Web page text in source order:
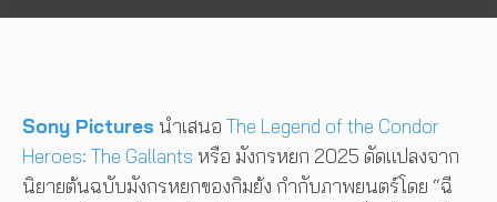
Sony Pictures นำเสนอ The Legend of the Condor
Heroes: The Gallants หรือ มังกรหยก 2025 ดัดแปลงจาก
นิยายต้นฉบับมังกรหยกของกิมย้ง กำกับภาพยนตร์โดย “ฉี